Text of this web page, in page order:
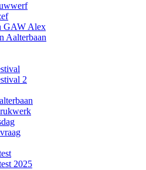
GAW Alex
Aalterbaan
2
2025